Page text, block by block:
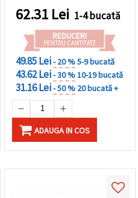
62.31 Lei 1-4 bucată
REDUCERI
PENTRU CANTITATE
49.85 Lei- 20 %5-9 bucată
43.62 Lei- 30 %10-19 bucată
31.16 Lei- 50 % 20 bucată +
ADAUGA IN COS